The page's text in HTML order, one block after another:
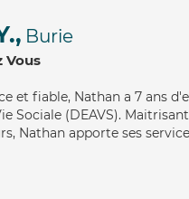
Burie
Vous
et fiable, Nathan a 7 ans
Sociale (DEAVS).
Nathan apporte ses